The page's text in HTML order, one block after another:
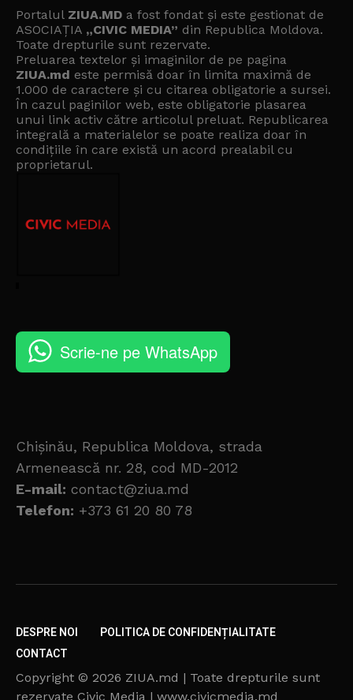
Portalul ZIUA.MD a fost fondat și este gestionat de
ASOCIAȚIA „CIVIC MEDIA” din Republica Moldova.
Toate drepturile sunt rezervate.
Preluarea textelor și imaginilor de pe pagina
ZIUA.md este permisă doar în limita maximă de
1.000 de caractere și cu citarea obligatorie a sursei.
În cazul paginilor web, este obligatorie plasarea
unui link activ către articolul preluat. Republicarea
integrală a materialelor se poate realiza doar în
condițiile în care există un acord prealabil cu
proprietarul.
Scrie-ne pe WhatsApp
Chișinău, Republica Moldova, strada
Armenească nr. 28, cod MD-2012
E-mail: contact@ziua.md
Telefon: +373 61 20 80 78
DESPRE NOI
POLITICA DE CONFIDENȚIALITATE
CONTACT
Copyright © 2026 ZIUA.md | Toate drepturile sunt
rezervate Civic Media | www.civicmedia.md